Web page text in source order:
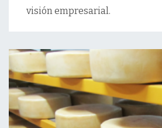
visión empresarial.